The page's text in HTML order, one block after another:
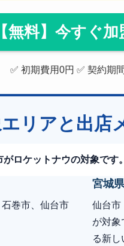
【無料】今すぐ
✅ 初期費用0円 ✅ 契約期
リアと出店
ロケットナウの対象です。
巻市、仙台市
宮城
仙台市
が対象
る新